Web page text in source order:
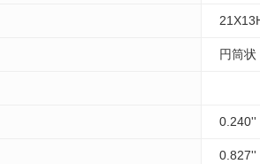
円筒状
0.240''
0.827''